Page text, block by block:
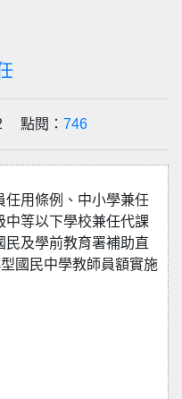
點閱： 746
任用條例、中小學兼任
中等以下學校兼任代課
民及學前教育署補助直
國民中學教師員額實施